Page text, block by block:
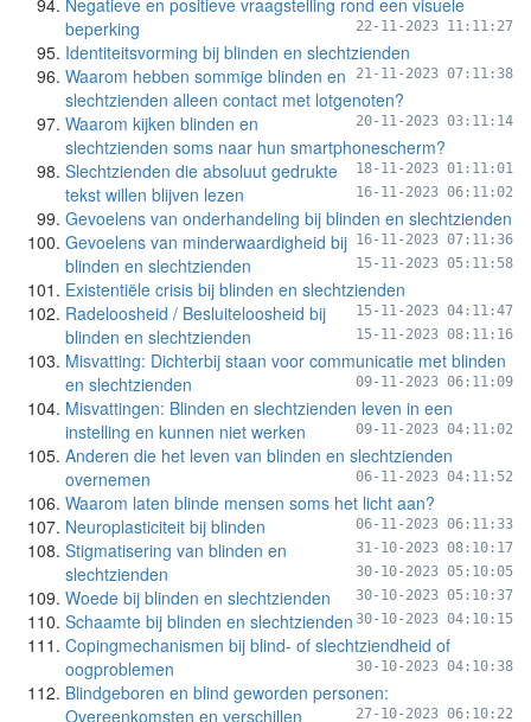
Negatieve en positieve vraagstelling rond een visuele
beperking
22-11-2023 11:11:27
Identiteitsvorming bij blinden en slechtzienden
21-11-2023 07:11:38
Waarom hebben sommige blinden en
slechtzienden alleen contact met lotgenoten?
20-11-2023 03:11:14
Waarom kijken blinden en
slechtzienden soms naar hun smartphonescherm?
18-11-2023 01:11:01
Slechtzienden die absoluut gedrukte
tekst willen blijven lezen
16-11-2023 06:11:02
Gevoelens van onderhandeling bij blinden en slechtzienden
16-11-2023 07:11:36
Gevoelens van minderwaardigheid bij
blinden en slechtzienden
15-11-2023 05:11:58
Existentiële crisis bij blinden en slechtzienden
15-11-2023 04:11:47
Radeloosheid / Besluiteloosheid bij
blinden en slechtzienden
15-11-2023 08:11:16
Misvatting: Dichterbij staan voor communicatie met blinden
en slechtzienden
09-11-2023 06:11:09
Misvattingen: Blinden en slechtzienden leven in een
instelling en kunnen niet werken
09-11-2023 04:11:02
Anderen die het leven van blinden en slechtzienden
overnemen
06-11-2023 04:11:52
Waarom laten blinde mensen soms het licht aan?
06-11-2023 06:11:33
Neuroplasticiteit bij blinden
31-10-2023 08:10:17
Stigmatisering van blinden en
slechtzienden
30-10-2023 05:10:05
Woede bij blinden en slechtzienden 30-10-2023 05:10:37
Schaamte bij blinden en slechtzienden 30-10-2023 04:10:15
Copingmechanismen bij blind- of slechtziendheid of
oogproblemen
30-10-2023 04:10:38
Blindgeboren en blind geworden personen:
Overeenkomsten en verschillen
27-10-2023 06:10:22